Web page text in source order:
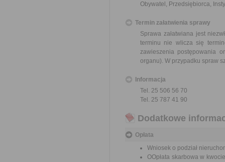
Obywatel, Przedsiębiorca,
Termin załatwienia sprawy
Sprawa załatwiana jest
terminu nie wlicza się
zawieszenia postępowania
organu). W przypadku spraw
Informacja
Tel. 25 506 56 70
Tel. 25 787 41 90
Dodatkowe
Opłata
Wniosek o podział
OOpłata skarbowa w